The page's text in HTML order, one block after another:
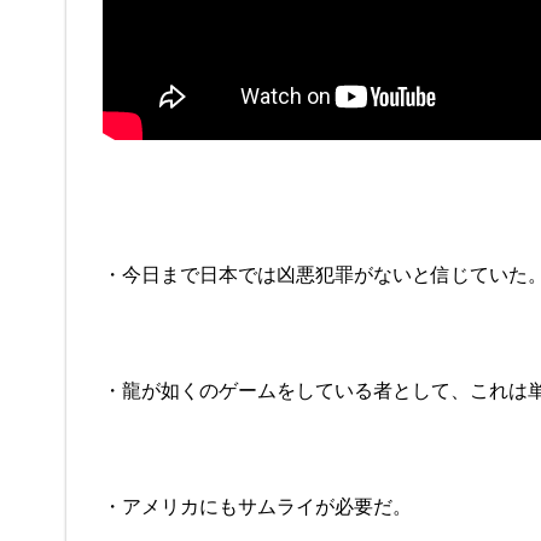
・今日まで日本では凶悪犯罪がないと信じていた。
・龍が如くのゲームをしている者として、これは
・アメリカにもサムライが必要だ。